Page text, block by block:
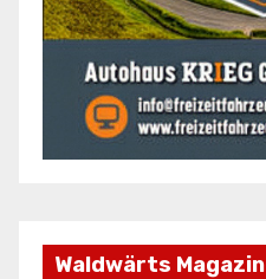
Waldwärts Magazin